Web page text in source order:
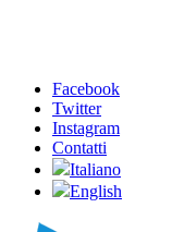
Facebook
Twitter
Instagram
Contatti
Italiano
English